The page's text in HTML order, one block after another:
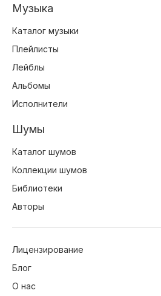
Музыка
Каталог музыки
Плейлисты
Лейблы
Альбомы
Исполнители
Шумы
Каталог шумов
Коллекции шумов
Библиотеки
Авторы
Лицензирование
Блог
О нас